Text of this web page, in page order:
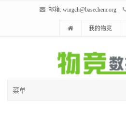
邮箱: wingch@basechem.org
我的物竞
菜单